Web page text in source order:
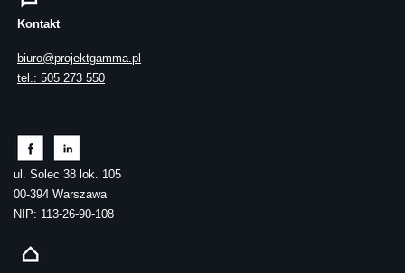
Kontakt
biuro@projektgamma.pl
tel.: 505 273 550
ul. Solec 38 lok. 105
00-394 Warszawa
NIP: 113-26-90-108